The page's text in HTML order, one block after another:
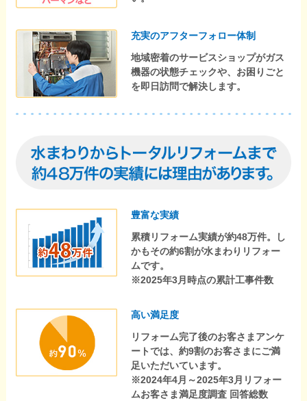
充実のアフターフォロー体制
地域密着のサービスショップがガス
機器の状態チェックや、お困りごと
を即日訪問で解決します。
豊富な実績
累積リフォーム実績が約48万件。し
かもその約6割が水まわりリフォー
ムです。
※2025年3月時点の累計工事件数
高い満足度
リフォーム完了後のお客さまアンケ
ートでは、約9割のお客さまにご満
足いただいています。
※2024年4月～2025年3月リフォー
ムお客さま満足度調査 回答総数